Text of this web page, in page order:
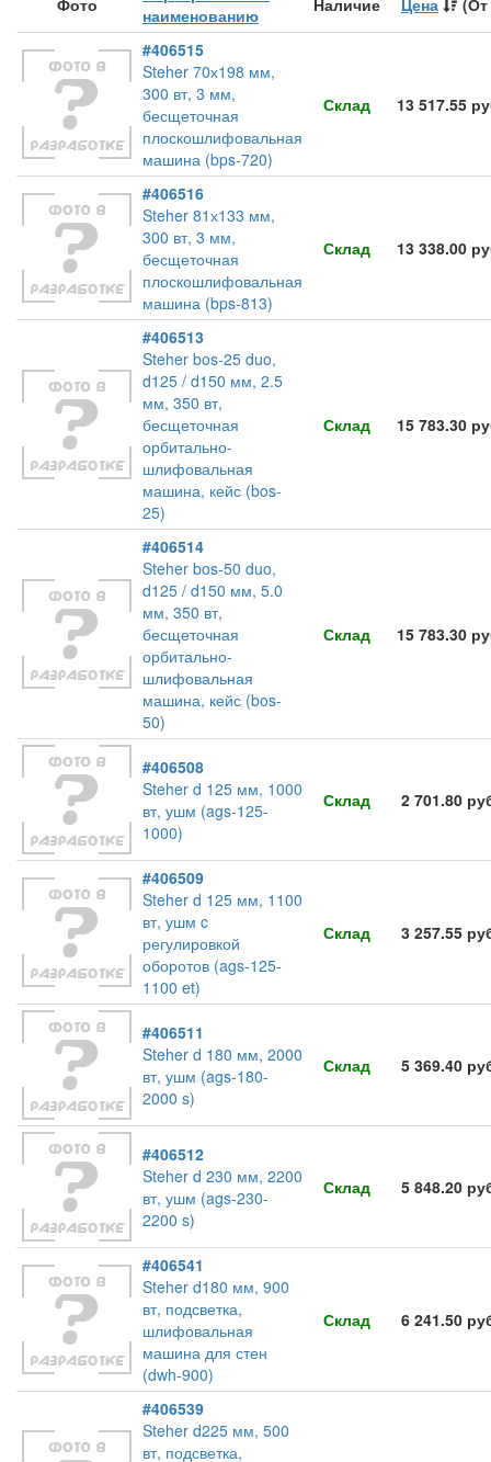
Фото
наименованию
Наличие Цена (От
#406515
Steher 70х198 мм,
300 вт, 3 мм,
бесщеточная
плоскошлифовальная
машина (bps-720)
Склад 13 517.55
#406516
Steher 81х133 мм,
300 вт, 3 мм,
бесщеточная
плоскошлифовальная
машина (bps-813)
Склад 13 338.00
#406513
Steher bos-25 duo,
d125 / d150 мм, 2.5
мм, 350 вт,
бесщеточная
орбитально-
шлифовальная
машина, кейс (bos-
25)
Склад 15 783.30
#406514
Steher bos-50 duo,
d125 / d150 мм, 5.0
мм, 350 вт,
бесщеточная
орбитально-
шлифовальная
машина, кейс (bos-
50)
Склад 15 783.30
#406508
Steher d 125 мм, 1000
вт, ушм (ags-125-
1000)
Склад 2 701.80
#406509
Steher d 125 мм, 1100
вт, ушм c
регулировкой
оборотов (ags-125-
1100 et)
Склад 3 257.55
#406511
Steher d 180 мм, 2000
вт, ушм (ags-180-
2000 s)
Склад 5 369.40
#406512
Steher d 230 мм, 2200
вт, ушм (ags-230-
2200 s)
Склад 5 848.20
#406541
Steher d180 мм, 900
вт, подсветка,
шлифовальная
машина для стен
(dwh-900)
Склад 6 241.50
#406539
Steher d225 мм, 500
вт, подсветка,